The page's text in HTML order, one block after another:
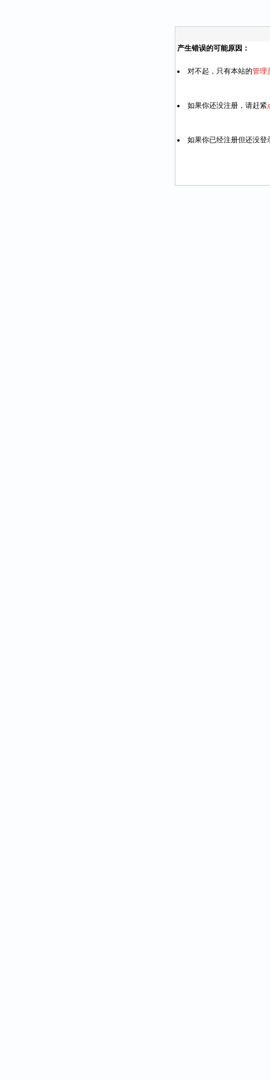
产生错误的可能原因：
对不起，只有本站的管理
如果你还没注册，请赶紧
如果你已经注册但还没登